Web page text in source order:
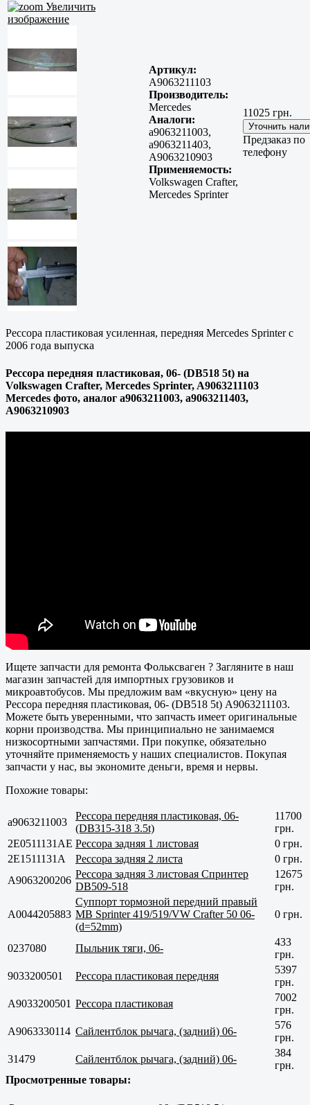
Увеличить
изображение
Артикул:
A9063211103
Производитель:
Mercedes
Аналоги:
a9063211003,
a9063211403,
A9063210903
Применяемость:
Volkswagen Crafter,
Mercedes Sprinter
11025 грн.
Предзаказ по
телефону
Рессора пластиковая усиленная, передняя Mercedes Sprinter с
2006 года выпуска
Рессора передняя пластиковая, 06- (DB518 5t) на
Volkswagen Crafter, Mercedes Sprinter, A9063211103
Mercedes фото, аналог a9063211003, a9063211403,
A9063210903
Ищете запчасти для ремонта Фольксваген ? Загляните в наш
магазин запчастей для импортных грузовиков и
микроавтобусов. Мы предложим вам «вкусную» цену на
Рессора передняя пластиковая, 06- (DB518 5t) A9063211103.
Можете быть уверенными, что запчасть имеет оригинальные
корни производства. Мы принципиально не занимаемся
низкосортными запчастями. При покупке, обязательно
уточняйте применяемость у наших специалистов. Покупая
запчасти у нас, вы экономите деньги, время и нервы.
Похожие товары:
a9063211003
Рессора передняя пластиковая, 06-
(DB315-318 3.5t)
11700
грн.
2E0511131AE Рессора задняя 1 листовая
0 грн.
2E1511131A
Рессора задняя 2 листа
0 грн.
A9063200206
Рессора задняя 3 листовая Спринтер
DB509-518
12675
грн.
A0044205883
Суппорт тормозной передний правый
MB Sprinter 419/519/VW Crafter 50 06-
(d=52mm)
0 грн.
0237080 Пыльник тяги, 06-
433
грн.
9033200501
Рессора пластиковая передняя
5397
грн.
A9033200501 Рессора пластиковая
7002
грн.
A9063330114 Сайлентблок рычага, (задний) 06-
576
грн.
31479
Сайлентблок рычага, (задний) 06-
384
грн.
Просмотренные товары: